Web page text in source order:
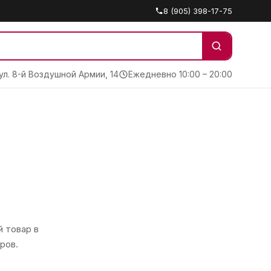
8 (905) 398-17-75
8-й Воздушной Армии, 14 Ежедневно 10:00 – 20:00
товар в